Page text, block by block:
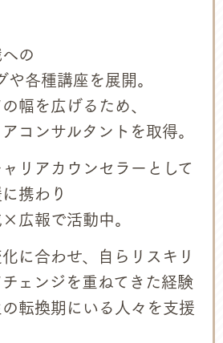
の
各種講座を展開。
幅を広げるため、
コンサルタントを取得。
リアカウンセラーとして
携わり
広報で活動中。
に合わせ、自らリスキリ
ェンジを重ねてきた経験
転換期にいる人々を支援